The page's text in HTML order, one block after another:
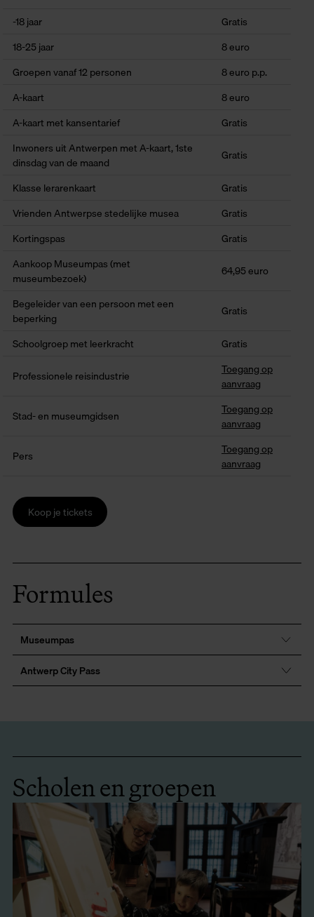
-18 jaar
Gratis
18-25 jaar
8 euro
Groepen vanaf 12 personen
8 euro p.p.
A-kaart
8 euro
A-kaart met kansentarief
Gratis
Inwoners uit Antwerpen met A-kaart, 1ste
dinsdag van de maand
Gratis
Klasse lerarenkaart
Gratis
Vrienden Antwerpse stedelijke musea
Gratis
Kortingspas
Gratis
Aankoop Museumpas (met
museumbezoek)
64,95 euro
Begeleider van een persoon met een
beperking
Gratis
Schoolgroep met leerkracht
Gratis
Professionele reisindustrie
Toegang op
aanvraag
Stad- en museumgidsen
Toegang op
aanvraag
Pers
Toegang op
aanvraag
Koop je tickets
Formules
Museumpas
Antwerp City Pass
Scholen en groepen